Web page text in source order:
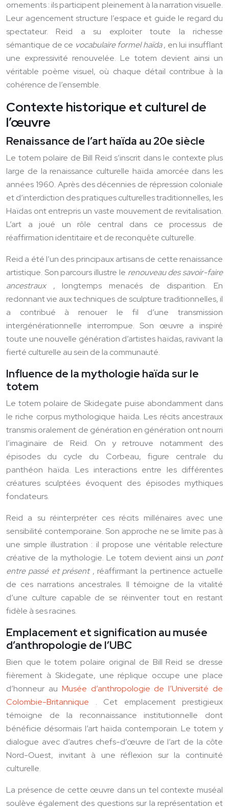
ornements : ils participent pleinement à la narration visuelle.
Leur agencement structure l’espace et guide le regard du
spectateur. Reid a su exploiter toute la richesse
sémantique de ce vocabulaire formel haïda, en lui insufflant
une expressivité renouvelée. Le totem devient ainsi un
véritable poème visuel, où chaque détail contribue à la
cohérence de l’ensemble.
Contexte historique et culturel de
l’œuvre
Renaissance de l’art haïda au 20e siècle
Le totem polaire de Bill Reid s’inscrit dans le contexte plus
large de la renaissance culturelle haïda amorcée dans les
années 1960. Après des décennies de répression coloniale
et d’interdiction des pratiques culturelles traditionnelles, les
Haïdas ont entrepris un vaste mouvement de revitalisation.
L’art a joué un rôle central dans ce processus de
réaffirmation identitaire et de reconquête culturelle.
Reid a été l’un des principaux artisans de cette renaissance
artistique. Son parcours illustre le renouveau des savoir-faire
ancestraux , longtemps menacés de disparition. En
redonnant vie aux techniques de sculpture traditionnelles, il
a contribué à renouer le fil d’une transmission
intergénérationnelle interrompue. Son œuvre a inspiré
toute une nouvelle génération d’artistes haïdas, ravivant la
fierté culturelle au sein de la communauté.
Influence de la mythologie haïda sur le
totem
Le totem polaire de Skidegate puise abondamment dans
le riche corpus mythologique haïda. Les récits ancestraux
transmis oralement de génération en génération ont nourri
l’imaginaire de Reid. On y retrouve notamment des
épisodes du cycle du Corbeau, figure centrale du
panthéon haïda. Les interactions entre les différentes
créatures sculptées évoquent des épisodes mythiques
fondateurs.
Reid a su réinterpréter ces récits millénaires avec une
sensibilité contemporaine. Son approche ne se limite pas à
une simple illustration : il propose une véritable relecture
créative de la mythologie. Le totem devient ainsi un pont
entre passé et présent , réaffirmant la pertinence actuelle
de ces narrations ancestrales. Il témoigne de la vitalité
d’une culture capable de se réinventer tout en restant
fidèle à ses racines.
Emplacement et signification au musée
d’anthropologie de l’UBC
Bien que le totem polaire original de Bill Reid se dresse
fièrement à Skidegate, une réplique occupe une place
d’honneur au Musée d’anthropologie de l’Université de
Colombie-Britannique . Cet emplacement prestigieux
témoigne de la reconnaissance institutionnelle dont
bénéficie désormais l’art haïda contemporain. Le totem y
dialogue avec d’autres chefs-d’œuvre de l’art de la côte
Nord-Ouest, invitant à une réflexion sur la continuité
culturelle.
La présence de cette œuvre dans un tel contexte muséal
soulève également des questions sur la représentation et